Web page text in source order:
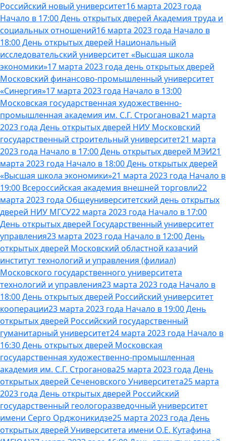
Российский новый университет16 марта 2023 года
Начало в 17:00 День открытых дверей Академия труда и
социальных отношений16 марта 2023 года Начало в
18:00 День открытых дверей Национальный
исследовательский университет «Высшая школа
экономики»17 марта 2023 года день открытых дверей
Московский финансово-промышленный университет
«Синергия»17 марта 2023 года Начало в 13:00
Московская государственная художественно-
промышленная академия им. С.Г. Строганова21 марта
2023 года День открытых дверей НИУ Московский
государственный строительный университет21 марта
2023 года Начало в 17:00 День открытых дверей МЭИ21
марта 2023 года Начало в 18:00 День открытых дверей
«Высшая школа экономики»21 марта 2023 года Начало в
19:00 Всероссийская академия внешней торговли22
марта 2023 года Общеуниверситетский день открытых
дверей НИУ МГСУ22 марта 2023 года Начало в 17:00
День открытых дверей Государственный университет
управления23 марта 2023 года Начало в 12:00 День
открытых дверей Московский областной казачий
институт технологий и управления (филиал)
Московского государственного университета
технологий и управления23 марта 2023 года Начало в
18:00 День открытых дверей Российский университет
кооперации23 марта 2023 года Начало в 19:00 День
открытых дверей Российский государственный
гуманитарный университет24 марта 2023 года Начало в
16:30 День открытых дверей Московская
государственная художественно-промышленная
академия им. С.Г. Строганова25 марта 2023 года День
открытых дверей Сеченовского Университета25 марта
2023 года День открытых дверей Российский
государственный геологоразведочный университет
имени Серго Орджоникидзе25 марта 2023 года День
открытых дверей Университета имени О.Е. Кутафина